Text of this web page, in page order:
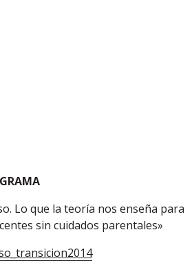
Lo que la teoría nos enseña para
sin cuidados parentales»